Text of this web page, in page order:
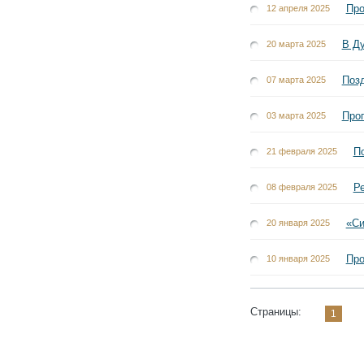
12 апреля 2025
20 марта 2025 В
07 марта 2025
03 марта 2025
21 февраля 2025
08 февраля 2025
20 января 2025
10 января 2025
Страницы: 1